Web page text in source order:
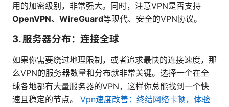
用的加密级别，非常强大。同时，注意VPN是否支持
OpenVPN、WireGuard等现代、安全的VPN协议。
3. 服务器分布：连接全球
如果你需要绕过地理限制，或者追求最快的连接速度，那
么VPN的服务器数量和分布就非常关键。选择一个在全
球各地都有大量服务器的VPN，这样你总能找到一个快
速且稳定的节点。 Vpn速度改善：终结网络卡顿，体验